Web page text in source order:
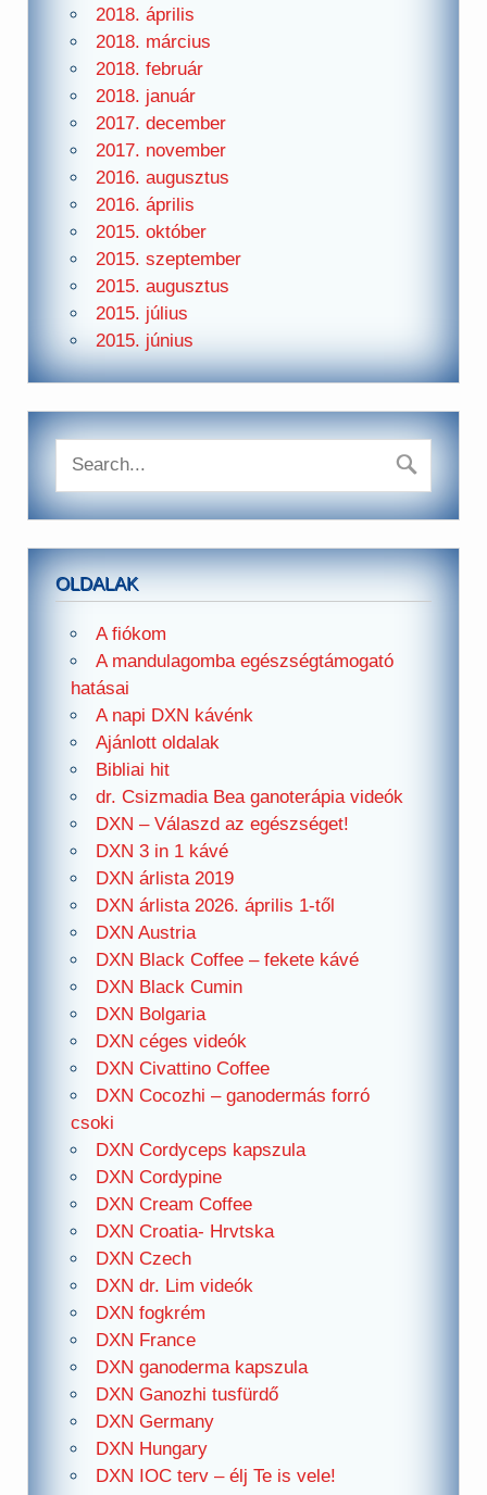
2018. április
2018. március
2018. február
2018. január
2017. december
2017. november
2016. augusztus
2016. április
2015. október
2015. szeptember
2015. augusztus
2015. július
2015. június
OLDALAK
A fiókom
A mandulagomba egészségtámogató
hatásai
A napi DXN kávénk
Ajánlott oldalak
Bibliai hit
dr. Csizmadia Bea ganoterápia videók
DXN – Válaszd az egészséget!
DXN 3 in 1 kávé
DXN árlista 2019
DXN árlista 2026. április 1-től
DXN Austria
DXN Black Coffee – fekete kávé
DXN Black Cumin
DXN Bolgaria
DXN céges videók
DXN Civattino Coffee
DXN Cocozhi – ganodermás forró
csoki
DXN Cordyceps kapszula
DXN Cordypine
DXN Cream Coffee
DXN Croatia- Hrvtska
DXN Czech
DXN dr. Lim videók
DXN fogkrém
DXN France
DXN ganoderma kapszula
DXN Ganozhi tusfürdő
DXN Germany
DXN Hungary
DXN IOC terv – élj Te is vele!